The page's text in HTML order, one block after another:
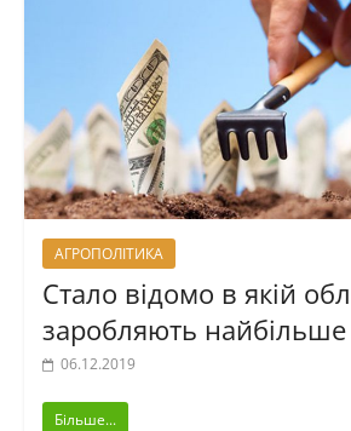
АГРОПОЛІТИКА
Стало відомо в якій
заробляють найбільше
06.12.2019
Більше...